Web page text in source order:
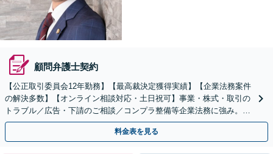
顧問弁護士契約
【公正取引委員会12年勤務】【最高裁決定獲得実績】【企業法務案件
の解決多数】【オンライン相談対応・土日祝可】事業・株式・取引の
トラブル／広告・下請のご相談／コンプラ整備等企業法務に強み。株
式の相続／誹謗中傷対策／不動産問題まで幅広く対応！
料金表を見る